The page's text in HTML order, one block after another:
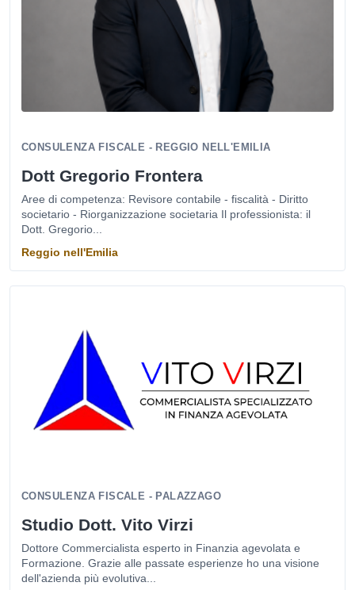
CONSULENZA FISCALE - REGGIO NELL'EMILIA
Dott Gregorio Frontera
Aree di competenza: Revisore contabile - fiscalità - Diritto
societario - Riorganizzazione societaria Il professionista: il
Dott. Gregorio...
Reggio nell'Emilia
CONSULENZA FISCALE - PALAZZAGO
Studio Dott. Vito Virzi
Dottore Commercialista esperto in Finanzia agevolata e
Formazione. Grazie alle passate esperienze ho una visione
dell'azienda più evolutiva...